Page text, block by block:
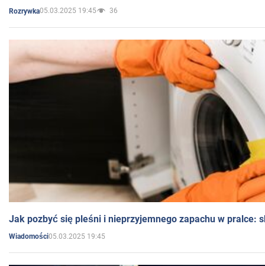
Rozrywka05.03.2025 19:45 36
Jak pozbyć się pleśni i nieprzyjemnego zapachu w pralce:
Wiadomości05.03.2025 19:45